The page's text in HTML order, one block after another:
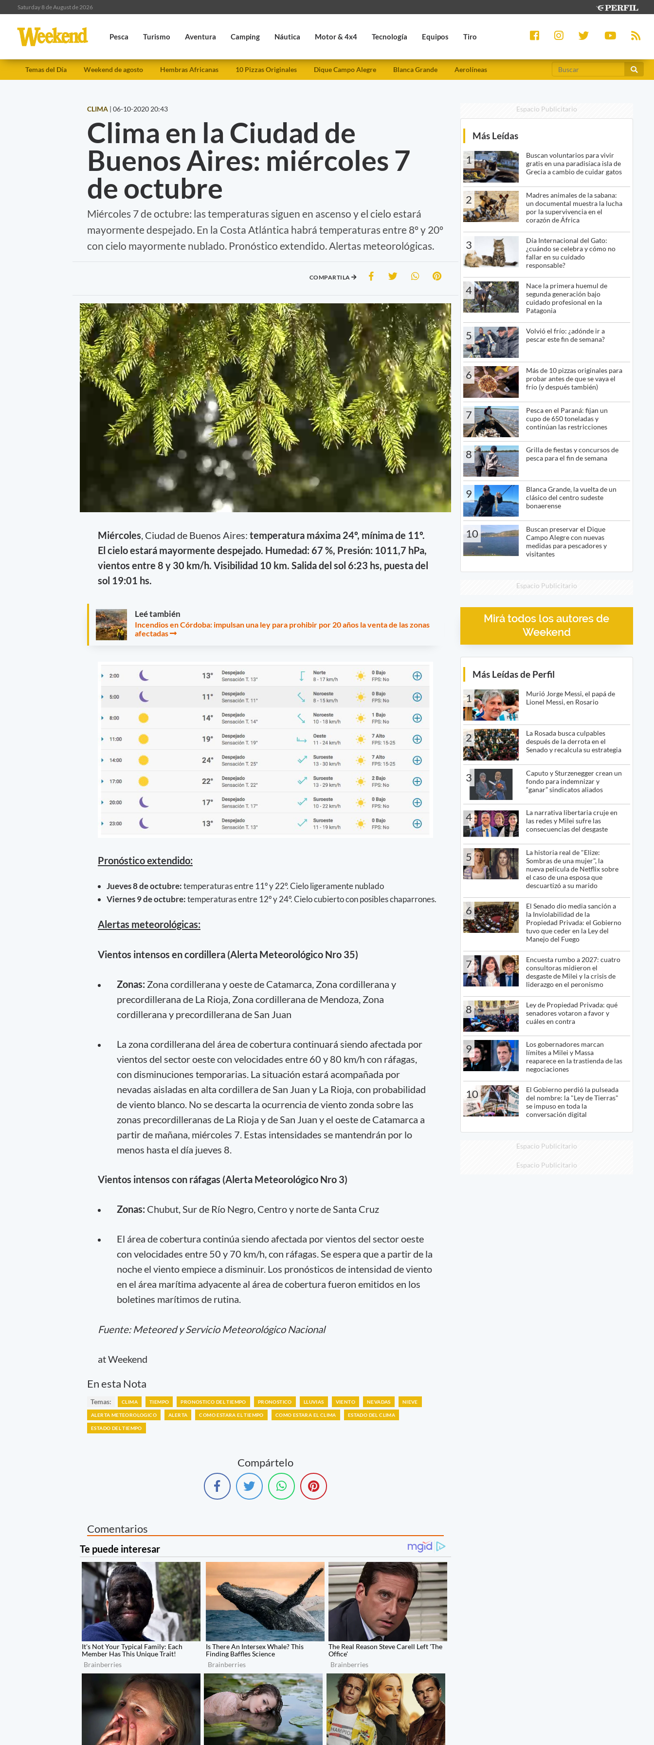
Saturday 8 de August de 2026
Pesca Turismo Aventura Camping Náutica Motor & 4x4 Tecnología Equipos Tiro
Temas del Día Weekend de agosto Hembras Africanas 10 Pizzas Originales Dique Campo Alegre Blanca Grande Aerolíneas
CLIMA | 06-10-2020 20:43
Clima en la Ciudad de
Buenos Aires: miércoles 7
de octubre
Miércoles 7 de octubre: las temperaturas siguen en ascenso y el cielo estará
mayormente despejado. En la Costa Atlántica habrá temperaturas entre 8º y 20º
con cielo mayormente nublado. Pronóstico extendido. Alertas meteorológicas.
COMPARTILA
Miércoles , Ciudad de Buenos Aires: temperatura máxima 24º, mínima de 11º.
El cielo estará mayormente despejado. Humedad: 67 %, Presión: 1011,7 hPa,
vientos entre 8 y 30 km/h. Visibilidad 10 km. Salida del sol 6:23 hs, puesta del
sol 19:01 hs.
Leé también
Incendios en Córdoba: impulsan una ley para prohibir por 20 años la venta de las zonas
afectadas
Pronóstico extendido:
Jueves 8 de octubre:temperaturas entre 11º y 22º. Cielo ligeramente nublado
Viernes 9 de octubre:temperaturas entre 12º y 24º. Cielo cubierto con posibles chaparrones.
Alertas meteorológicas:
Vientos intensos en cordillera (Alerta Meteorológico Nro 35)
Zonas: Zona cordillerana y oeste de Catamarca, Zona cordillerana y
precordillerana de La Rioja, Zona cordillerana de Mendoza, Zona
cordillerana y precordillerana de San Juan
La zona cordillerana del área de cobertura continuará siendo afectada por
vientos del sector oeste con velocidades entre 60 y 80 km/h con ráfagas,
con disminuciones temporarias. La situación estará acompañada por
nevadas aisladas en alta cordillera de San Juan y La Rioja, con probabilidad
de viento blanco. No se descarta la ocurrencia de viento zonda sobre las
zonas precordilleranas de La Rioja y de San Juan y el oeste de Catamarca a
partir de mañana, miércoles 7. Estas intensidades se mantendrán por lo
menos hasta el día jueves 8.
Vientos intensos con ráfagas (Alerta Meteorológico Nro 3)
Zonas: Chubut, Sur de Río Negro, Centro y norte de Santa Cruz
El área de cobertura continúa siendo afectada por vientos del sector oeste
con velocidades entre 50 y 70 km/h, con ráfagas. Se espera que a partir de la
noche el viento empiece a disminuir. Los pronósticos de intensidad de viento
en el área marítima adyacente al área de cobertura fueron emitidos en los
boletines marítimos de rutina.
Fuente: Meteored y Servicio Meteorológico Nacional
at Weekend
En esta Nota
Temas: CLIMA TIEMPO PRONOSTICO DEL TIEMPO PRONOSTICO LLUVIAS VIENTO NEVADAS NIEVE
ALERTA METEOROLOGICO ALERTA COMO ESTARA EL TIEMPO COMO ESTARA EL CLIMA ESTADO DEL CLIMA
ESTADO DEL TIEMPO
Compártelo
Comentarios
Espacio Publicitario
Más Leídas
1
Buscan voluntarios para vivir
gratis en una paradisíaca isla de
Grecia a cambio de cuidar gatos
2
Madres animales de la sabana:
un documental muestra la lucha
por la supervivencia en el
corazón de África
3
Día Internacional del Gato:
¿cuándo se celebra y cómo no
fallar en su cuidado
responsable?
4
Nace la primera huemul de
segunda generación bajo
cuidado profesional en la
Patagonia
5
Volvió el frío: ¿adónde ir a
pescar este fin de semana?
6
Más de 10 pizzas originales para
probar antes de que se vaya el
frío (y después también)
7
Pesca en el Paraná: fijan un
cupo de 650 toneladas y
continúan las restricciones
8
Grilla de fiestas y concursos de
pesca para el fin de semana
9
Blanca Grande, la vuelta de un
clásico del centro sudeste
bonaerense
10
Buscan preservar el Dique
Campo Alegre con nuevas
medidas para pescadores y
visitantes
Espacio Publicitario
Mirá todos los autores de
Weekend
Más Leídas de Perfil
1
Murió Jorge Messi, el papá de
Lionel Messi, en Rosario
2
La Rosada busca culpables
después de la derrota en el
Senado y recalcula su estrategia
3
Caputo y Sturzenegger crean un
fondo para indemnizar y
“ganar” sindicatos aliados
4
La narrativa libertaria cruje en
las redes y Milei sufre las
consecuencias del desgaste
5
La historia real de "Elize:
Sombras de una mujer", la
nueva película de Netflix sobre
el caso de una esposa que
descuartizó a su marido
6
El Senado dio media sanción a
la Inviolabilidad de la
Propiedad Privada: el Gobierno
tuvo que ceder en la Ley del
Manejo del Fuego
7
Encuesta rumbo a 2027: cuatro
consultoras midieron el
desgaste de Milei y la crisis de
liderazgo en el peronismo
8
Ley de Propiedad Privada: qué
senadores votaron a favor y
cuáles en contra
9
Los gobernadores marcan
límites a Milei y Massa
reaparece en la trastienda de las
negociaciones
10
El Gobierno perdió la pulseada
del nombre: la "Ley de Tierras"
se impuso en toda la
conversación digital
Espacio Publicitario
Espacio Publicitario